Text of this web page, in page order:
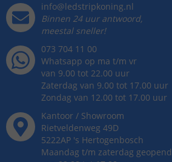
info@ledstripkoning.nl
Binnen 24 uur antwoord,
meestal sneller!
073 704 11 00
Whatsapp op ma t/m vr
van 9.00 tot 22.00 uur
Zaterdag van 9.00 tot 17.00 uur
Zondag van 12.00 tot 17.00 uur
Kantoor / Showroom
Rietveldenweg 49D
5222AP 's Hertogenbosch
Maandag t/m zaterdag geopend